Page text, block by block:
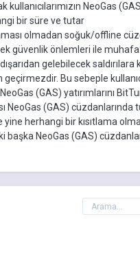
kullanıcılarımızın NeoGas
bir süre ve tutar
olmadan soğuk/offline
güvenlik önlemleri ile
gelebilecek saldırılara
Bu sebeple
(GAS) yatırımlarını
NeoGas (GAS) cüzdanlarında
herhangi bir kısıtlama
başka NeoGas (GAS)